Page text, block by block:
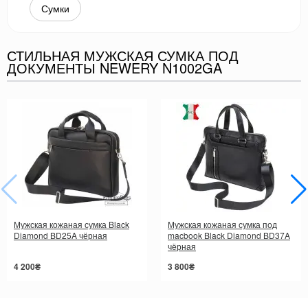
Сумки
СТИЛЬНАЯ МУЖСКАЯ СУМКА ПОД
ДОКУМЕНТЫ NEWERY N1002GA
Мужская кожаная сумка Black
Diamond BD25A чёрная
4 200₴
Мужская кожаная сумка под
macbook Black Diamond BD37A
чёрная
3 800₴